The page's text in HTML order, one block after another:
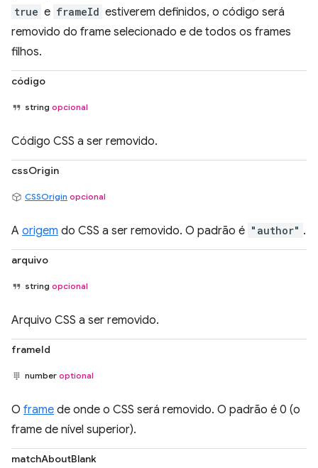
true e frameId estiverem definidos, o código será
removido do frame selecionado e de todos os frames
filhos.
código
string opcional
Código CSS a ser removido.
cssOrigin
CSSOrigin opcional
A origem do CSS a ser removido. O padrão é "author" .
arquivo
string opcional
Arquivo CSS a ser removido.
frameId
number optional
O frame de onde o CSS será removido. O padrão é 0 (o
frame de nível superior).
matchAboutBlank